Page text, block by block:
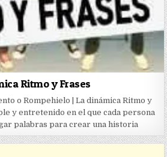
Ritmo y Frases
o Rompehielo | La dinámica Ritmo y
y entretenido en el que cada persona
palabras para crear una historia